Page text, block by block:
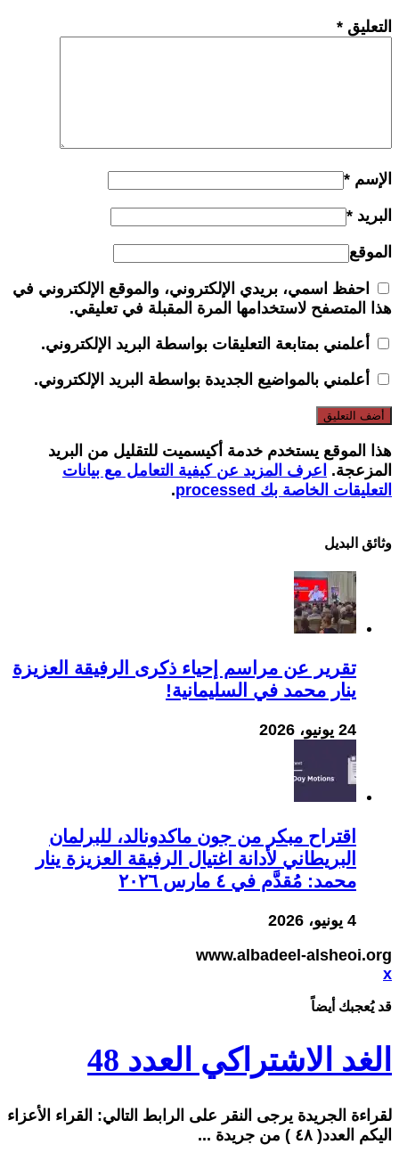
التعليق *
الإسم *
البريد *
الموقع
احفظ اسمي، بريدي الإلكتروني، والموقع الإلكتروني في
هذا المتصفح لاستخدامها المرة المقبلة في تعليقي.
أعلمني بمتابعة التعليقات بواسطة البريد الإلكتروني.
أعلمني بالمواضيع الجديدة بواسطة البريد الإلكتروني.
هذا الموقع يستخدم خدمة أكيسميت للتقليل من البريد
المزعجة. اعرف المزيد عن كيفية التعامل مع بيانات
التعليقات الخاصة بك processed
.
وثائق البدیل
تقرير عن مراسم إحياء ذكرى الرفيقة العزيزة
ينار محمد في السليمانية!
24 يونيو، 2026
اقتراح مبكر من جون ماكدونالد، للبرلمان
البريطاني لأدانة اغتيال الرفيقة العزيزة ينار
محمد: مُقدَّم في ٤ مارس ٢٠٢٦
4 يونيو، 2026
www.albadeel-alsheoi.org
x
الغد الاشتراكي العدد 48
لقراءة الجريدة يرجى النقر على الرابط التالي: القراء الأعزاء
اليكم العدد( ٤٨ ) من جريدة ...